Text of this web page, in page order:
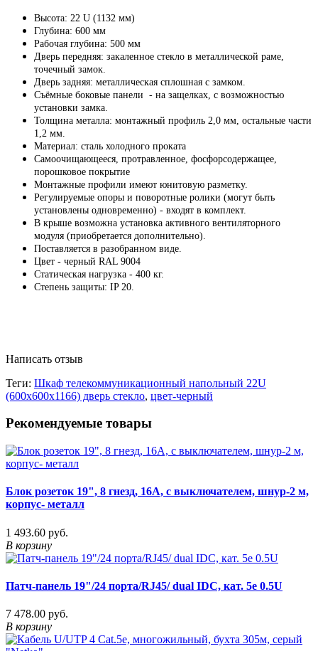
Высота: 22 U (1132 мм)
Глубина: 600 мм
Рабочая глубина: 500 мм
Дверь передняя: закаленное стекло в металлической раме,
точечный замок.
Дверь задняя: металлическая сплошная с замком.
Съёмные боковые панели - на защелках, с возможностью
установки замка.
Толщина металла: монтажный профиль 2,0 мм, остальные части
1,2 мм.
Материал: сталь холодного проката
Самоочищающееся, протравленное, фосфорсодержащее,
порошковое покрытие
Монтажные профили имеют юнитовую разметку.
Регулируемые опоры и поворотные ролики (могут быть
установлены одновременно) - входят в комплект.
В крыше возможна установка активного вентиляторного
модуля (приобретается дополнительно).
Поставляется в разобранном виде.
Цвет - черный RAL 9004
Статическая нагрузка - 400 кг.
Степень защиты: IP 20.
Написать отзыв
Теги: Шкаф телекоммуникационный напольный 22U
(600х600х1166) дверь стекло, цвет-черный
Рекомендуемые товары
Блок розеток 19", 8 гнезд, 16А, с выключателем, шнур-2 м,
корпус- металл
1 493.60 руб.
В корзину
Патч-панель 19"/24 порта/RJ45/ dual IDC, кат. 5е 0.5U
7 478.00 руб.
В корзину